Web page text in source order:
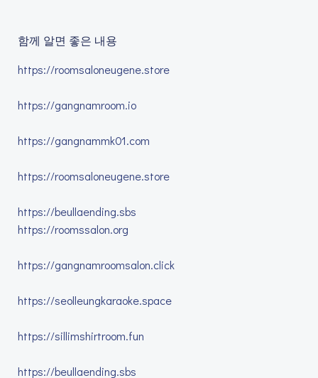
함께 알면 좋은 내용
https://roomsaloneugene.store
https://gangnamroom.io
https://gangnammk01.com
https://roomsaloneugene.store
https://beullaending.sbs
https://roomssalon.org
https://gangnamroomsalon.click
https://seolleungkaraoke.space
https://sillimshirtroom.fun
https://beullaending.sbs